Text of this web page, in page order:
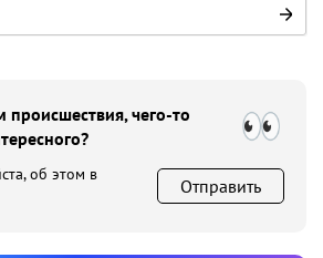
происшествия, чего-то
об этом в
Отправить